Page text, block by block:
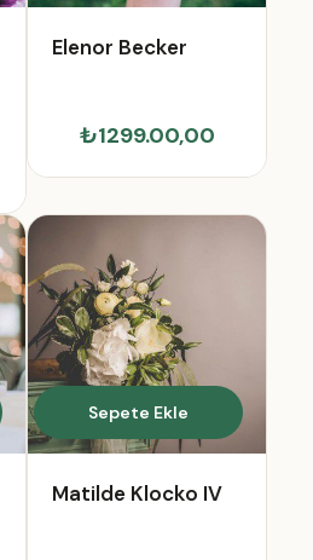
Elenor Becker
₺1299.00,00
Sepete Ekle
Matilde Klocko IV